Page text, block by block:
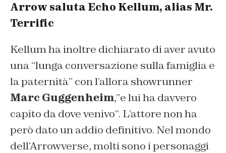
Arrow saluta Echo Kellum, alias Mr.
Terrific
Kellum ha inoltre dichiarato di aver avuto
una “lunga conversazione sulla famiglia e
la paternità” con l’allora showrunner
Marc Guggenheim,”e lui ha davvero
capito da dove venivo“. L’attore non ha
però dato un addio definitivo. Nel mondo
dell’Arrowverse, molti sono i personaggi